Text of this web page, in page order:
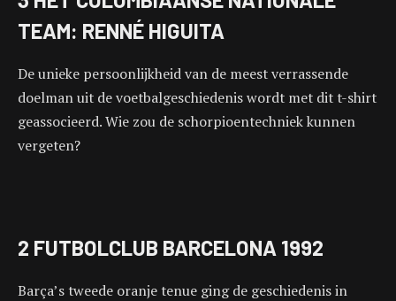
TEAM: RENNÉ HIGUITA
De unieke persoonlijkheid van de meest verrassende
doelman uit de voetbalgeschiedenis wordt met dit t-shirt
geassocieerd. Wie zou de schorpioentechniek kunnen
vergeten?
2 FUTBOLCLUB BARCELONA 1992
Barça’s tweede oranje tenue ging de geschiedenis in